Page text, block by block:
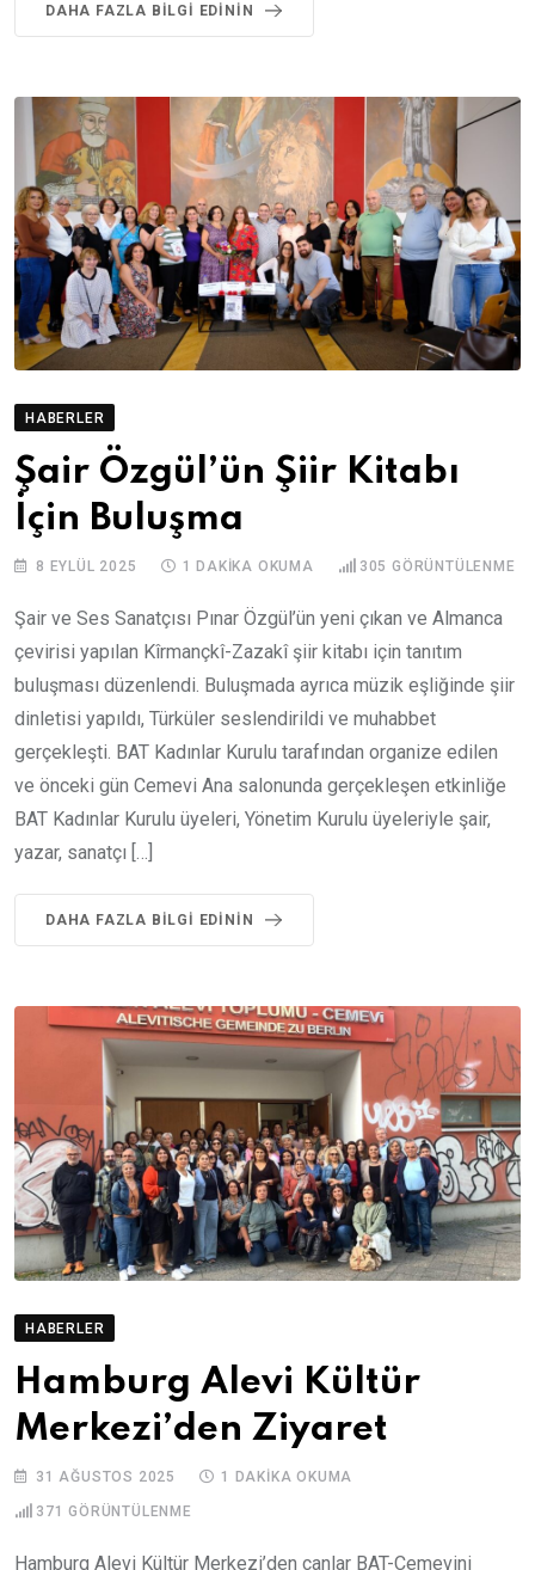
DAHA FAZLA BILGI EDININ
HABERLER
Şair Özgül’ün Şiir Kitabı
İçin Buluşma
8 EYLÜL 2025 1 DAKIKA OKUMA 305 GÖRÜNTÜLENME
Şair ve Ses Sanatçısı Pınar Özgül’ün yeni çıkan ve Almanca
çevirisi yapılan Kîrmançkî-Zazakî şiir kitabı için tanıtım
buluşması düzenlendi. Buluşmada ayrıca müzik eşliğinde şiir
dinletisi yapıldı, Türküler seslendirildi ve muhabbet
gerçekleşti. BAT Kadınlar Kurulu tarafından organize edilen
ve önceki gün Cemevi Ana salonunda gerçekleşen etkinliğe
BAT Kadınlar Kurulu üyeleri, Yönetim Kurulu üyeleriyle şair,
yazar, sanatçı […]
DAHA FAZLA BILGI EDININ
HABERLER
Hamburg Alevi Kültür
Merkezi’den Ziyaret
31 AĞUSTOS 2025 1 DAKIKA OKUMA
371 GÖRÜNTÜLENME
Hamburg Alevi Kültür Merkezi’den canlar BAT-Cemevini